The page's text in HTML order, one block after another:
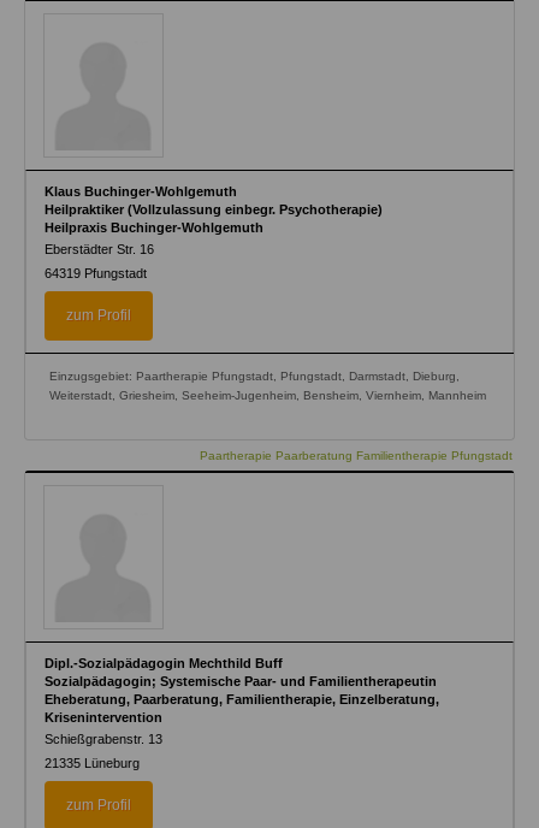
Klaus Buchinger-Wohlgemuth
Heilpraktiker (Vollzulassung einbegr. Psychotherapie)
Heilpraxis Buchinger-Wohlgemuth
Eberstädter Str. 16
64319 Pfungstadt
zum Profil
Einzugsgebiet: Paartherapie Pfungstadt, Pfungstadt, Darmstadt, Dieburg,
Weiterstadt, Griesheim, Seeheim-Jugenheim, Bensheim, Viernheim, Mannheim
Paartherapie Paarberatung Familientherapie Pfungstadt
Dipl.-Sozialpädagogin Mechthild Buff
Sozialpädagogin; Systemische Paar- und Familientherapeutin
Eheberatung, Paarberatung, Familientherapie, Einzelberatung,
Krisenintervention
Schießgrabenstr. 13
21335 Lüneburg
zum Profil